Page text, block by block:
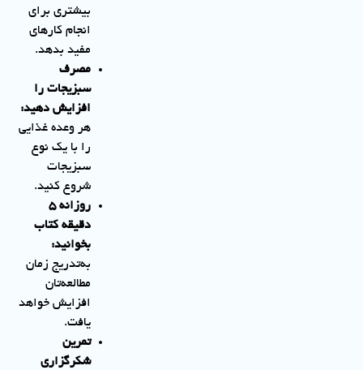
بیشتری برای
انجام کارهای
مفید بدهد.
مصرف
سبزیجات را
افزایش دهید:
هر وعده غذایی
را با یک نوع
سبزیجات
شروع کنید.
روزانه۵
دقیقه کتاب
بخوانید:
به‌تدریج زمان
مطالعه‌تان
افزایش خواهد
یافت.
تمرین
شکرگزاری